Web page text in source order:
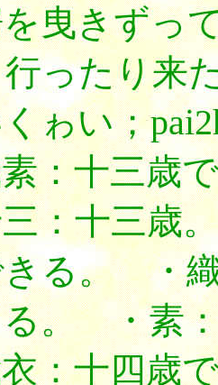
曳きずっ
ったり来
ゎい；
：十三歳
：十三歳
る。 ・織
。 ・素
：十四歳